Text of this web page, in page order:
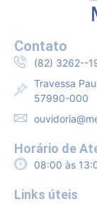
Contato
(82) 3262--
Travessa
57990-000
Horário de
08:00 às
Links úteis